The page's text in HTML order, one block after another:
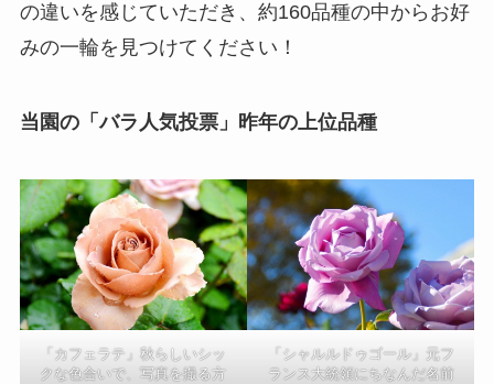
の違いを感じていただき、約160品種の中からお好
みの一輪を見つけてください！
当園の「バラ人気投票」昨年の上位品種
「カフェラテ」秋らしいシッ
クな色合いで、写真を撮る方
「シャルルドゥゴール」元フ
ランス大統領にちなんだ名前